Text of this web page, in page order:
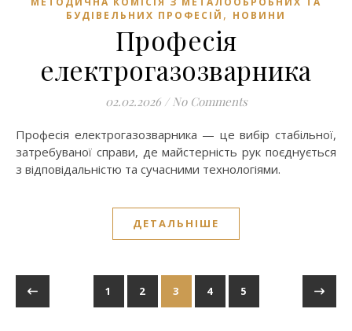
БУДІВЕЛЬНИХ ПРОФЕСІЙ , НОВИНИ
Професія
електрогазозварника
02.02.2026 / No Comments
Професія електрогазозварника — це вибір стабільної,
затребуваної справи, де майстерність рук поєднується
з відповідальністю та сучасними технологіями.
ДЕТАЛЬНІШЕ
1 2 3 4 5